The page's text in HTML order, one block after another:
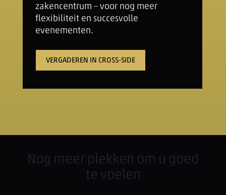
zakencentrum – voor nog meer
flexibiliteit en succesvolle
evenementen.
VERGADEREN IN CROSS-SIDE
Nog meer plekken om u goed
te voelen